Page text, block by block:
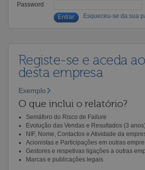
Password
Esqueceu-se da sua
Registe-se e aceda
desta empresa
Exemplo
O que inclui o relatório?
Semáforo do Risco de Failure
Evolução das Vendas e Resultados (3 anos)
NIF, Nome, Contactos e Atividade da
Acionistas e Participações em outras
Gestores e respetivas ligações a outras
Marcas e publicações legais